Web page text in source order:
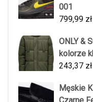
001
799,99 zł
ONLY &
kolorze
243,37 zł
Męskie